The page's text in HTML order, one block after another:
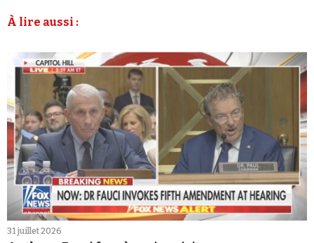
À lire aussi :
31 juillet 2026